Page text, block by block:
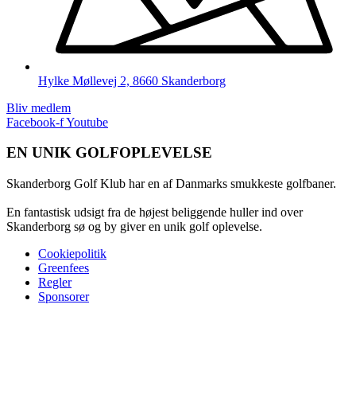
Hylke Møllevej 2, 8660 Skanderborg
Bliv medlem
Facebook-fYoutube
EN UNIK GOLFOPLEVELSE
Skanderborg Golf Klub har en af Danmarks smukkeste golfbaner.
En fantastisk udsigt fra de højest beliggende huller ind over
Skanderborg sø og by giver en unik golf oplevelse.
Cookiepolitik
Greenfees
Regler
Sponsorer